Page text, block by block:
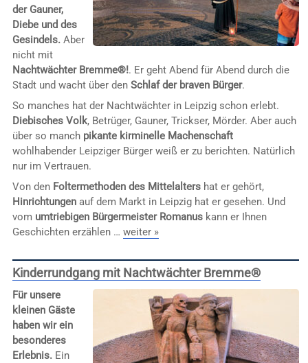
der Gauner,
Diebe und des
Gesindels.Aber
nicht mit
Nachtwächter Bremme®!. Er geht Abend für Abend durch die
Stadt und wacht über den Schlaf der braven Bürger.
So manches hat der Nachtwächter in Leipzig schon erlebt.
Diebisches Volk, Betrüger, Gauner, Trickser, Mörder. Aber auch
über so manch pikante kirminelle Machenschaft
wohlhabender Leipziger Bürger weiß er zu berichten. Natürlich
nur im Vertrauen.
Von den Foltermethoden des Mittelaltershat er gehört,
Hinrichtungenauf dem Markt in Leipzig hat er gesehen. Und
vom umtriebigen Bürgermeister Romanuskann er Ihnen
Geschichten erzählen … weiter »
Kinderrundgang mit Nachtwächter Bremme®
Für unsere
kleinen Gäste
haben wir ein
besonderes
Erlebnis.Ein